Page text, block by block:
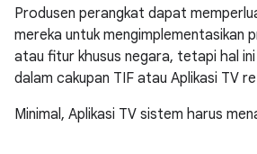
Produsen perangkat dapat
mereka untuk mengimplementasikan
atau fitur khusus negara, tetapi hal
dalam cakupan TIF atau Aplikasi TV
Minimal, Aplikasi TV sistem harus